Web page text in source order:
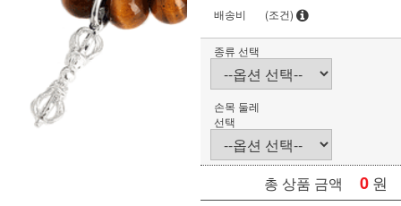
배송비
(조건)
종류 선택
손목 둘레
선택
총 상품 금액 0 원